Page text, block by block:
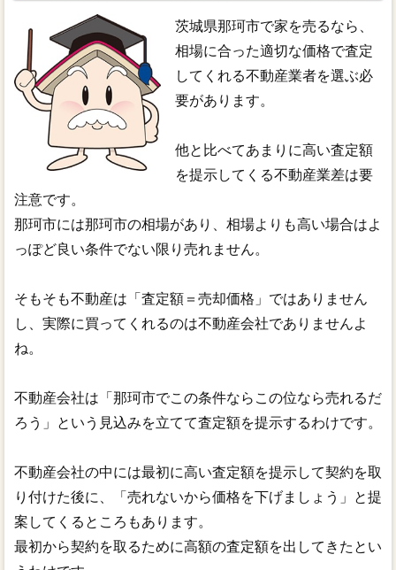
茨城県那珂市で家を売るなら、
相場に合った適切な価格で査定
してくれる不動産業者を選ぶ必
要があります。
他と比べてあまりに高い査定額
を提示してくる不動産業差は要
注意です。
那珂市には那珂市の相場があり、相場よりも高い場合はよ
っぽど良い条件でない限り売れません。
そもそも不動産は「査定額＝売却価格」ではありません
し、実際に買ってくれるのは不動産会社でありませんよ
ね。
不動産会社は「那珂市でこの条件ならこの位なら売れるだ
ろう」という見込みを立てて査定額を提示するわけです。
不動産会社の中には最初に高い査定額を提示して契約を取
り付けた後に、「売れないから価格を下げましょう」と提
案してくるところもあります。
最初から契約を取るために高額の査定額を出してきたとい